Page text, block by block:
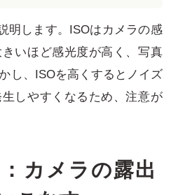
明します。ISOはカメラの感
いほど感光度が高く、写真
し、ISOを高くするとノイズ
生しやすくなるため、注意が
カメラの露出